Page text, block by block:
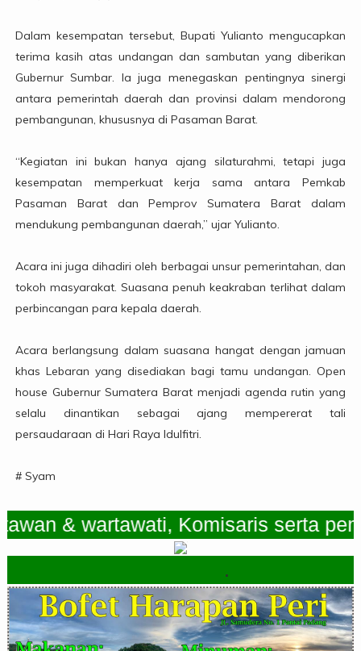
Dalam kesempatan tersebut, Bupati Yulianto mengucapkan
terima kasih atas undangan dan sambutan yang diberikan
Gubernur Sumbar. Ia juga menegaskan pentingnya sinergi
antara pemerintah daerah dan provinsi dalam mendorong
pembangunan, khususnya di Pasaman Barat.
“Kegiatan ini bukan hanya ajang silaturahmi, tetapi juga
kesempatan memperkuat kerja sama antara Pemkab
Pasaman Barat dan Pemprov Sumatera Barat dalam
mendukung pembangunan daerah,” ujar Yulianto.
Acara ini juga dihadiri oleh berbagai unsur pemerintahan, dan
tokoh masyarakat. Suasana penuh keakraban terlihat dalam
perbincangan para kepala daerah.
Acara berlangsung dalam suasana hangat dengan jamuan
khas Lebaran yang disediakan bagi tamu undangan. Open
house Gubernur Sumatera Barat menjadi agenda rutin yang
selalu dinantikan sebagai ajang mempererat tali
persaudaraan di Hari Raya Idulfitri.
# Syam
& wartawati, Komisaris serta